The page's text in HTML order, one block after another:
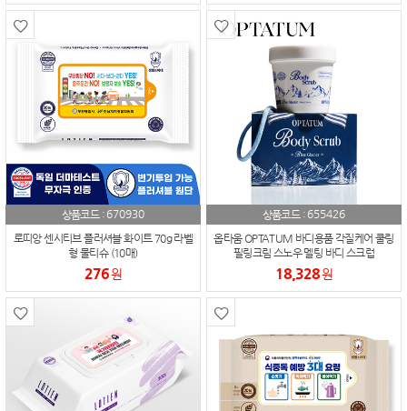
상품코드 : 670930
로띠앙 센시티브 플러셔블 화이트 70g 라벨
형 물티슈 (10매)
276원
상품코드 : 655426
옵타움 OPTATUM 바디용품 각질케어 쿨링
필링크림 스노우 멜팅 바디 스크럽
18,328원